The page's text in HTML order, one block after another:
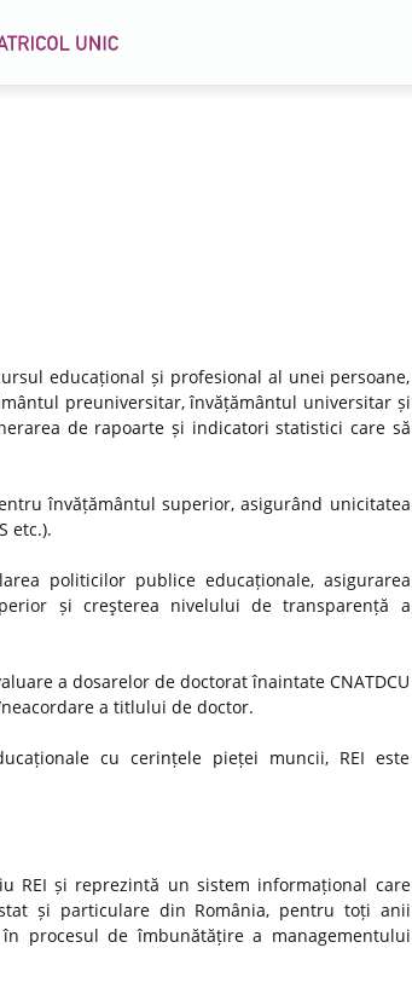
educațional și profesional al unei persoane,
preuniversitar, învățământul universitar și
de rapoarte și indicatori statistici care să
învățământul superior, asigurând unicitatea
etc.).
politicilor publice educaționale, asigurarea
și creşterea nivelului de transparență a
a dosarelor de doctorat înaintate CNATDCU
a titlului de doctor.
cu cerințele pieței muncii, REI este
REI și reprezintă un sistem informațional care
și particulare din România, pentru toți anii
procesul de îmbunătățire a managementului